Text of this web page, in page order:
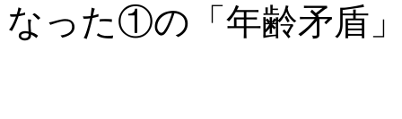
なった①の「年齢矛盾